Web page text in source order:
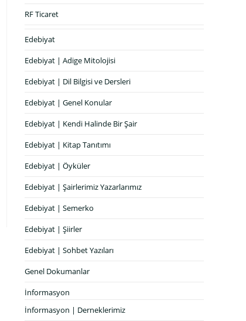
RF Ticaret
Edebiyat
Edebiyat | Adige Mitolojisi
Edebiyat | Dil Bilgisi ve Dersleri
Edebiyat | Genel Konular
Edebiyat | Kendi Halinde Bir Şair
Edebiyat | Kitap Tanıtımı
Edebiyat | Öyküler
Edebiyat | Şairlerimiz Yazarlarımız
Edebiyat | Semerko
Edebiyat | Şiirler
Edebiyat | Sohbet Yazıları
Genel Dokumanlar
İnformasyon
İnformasyon | Derneklerimiz